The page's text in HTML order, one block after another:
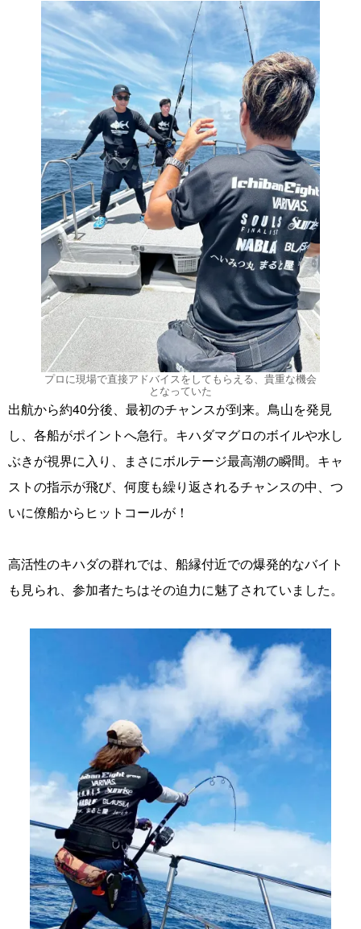
プロに現場で直接アドバイスをしてもらえる、貴重な機会
となっていた
出航から約40分後、最初のチャンスが到来。鳥山を発見
し、各船がポイントへ急行。キハダマグロのボイルや水し
ぶきが視界に入り、まさにボルテージ最高潮の瞬間。キャ
ストの指示が飛び、何度も繰り返されるチャンスの中、つ
いに僚船からヒットコールが！
高活性のキハダの群れでは、船縁付近での爆発的なバイト
も見られ、参加者たちはその迫力に魅了されていました。